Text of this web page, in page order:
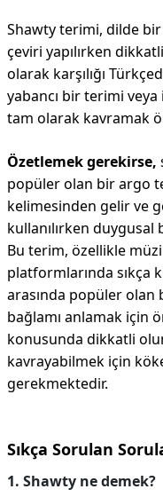
Shawty terimi, dilde
çeviri yapılırken
olarak karşılığı
yabancı bir terimi
tam olarak kavramak
Özetlemek gerekirse,
popüler olan bir argo
kelimesinden gelir ve
kullanılırken duygusal
Bu terim, özellikle
platformlarında sıkça
arasında popüler
bağlamı anlamak için
konusunda dikkatli
kavrayabilmek için
gerekmektedir.
Sıkça Sorulan
1. Shawty ne demek?